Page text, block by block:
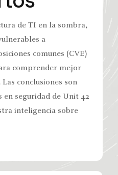
de TI en la sombra,
a
comunes (CVE)
comprender mejor
conclusiones son
en seguridad de Unit 42
inteligencia sobre